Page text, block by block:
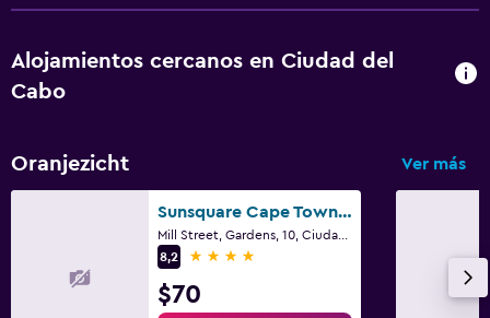
Alojamientos cercanos en Ciudad del
Cabo
Oranjezicht Ver más
Sunsquare Cape Town Gardens
8,2
4 estrellas
$70